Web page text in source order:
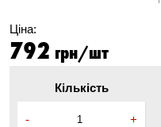
Ціна:
792 грн/шт
Кількість
- +